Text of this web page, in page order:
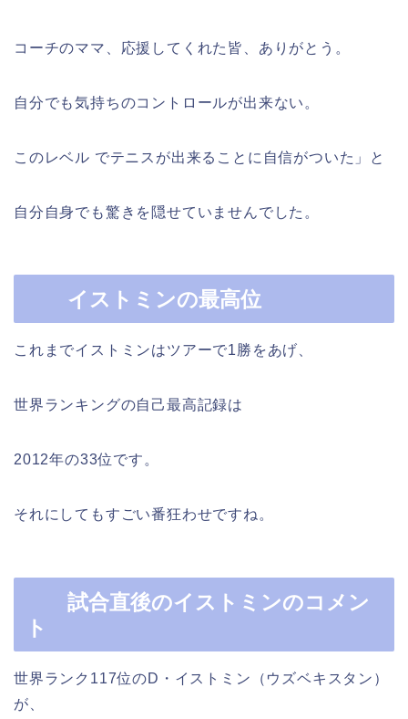
コーチのママ、応援してくれた皆、ありがとう。
自分でも気持ちのコントロールが出来ない。
このレベル でテニスが出来ることに自信がついた」と
自分自身でも驚きを隠せていませんでした。
イストミンの最高位
これまでイストミンはツアーで1勝をあげ、
世界ランキングの自己最高記録は
2012年の33位です。
それにしてもすごい番狂わせですね。
試合直後のイストミンのコメン
ト
世界ランク117位のD・イストミン（ウズベキスタン）
が、